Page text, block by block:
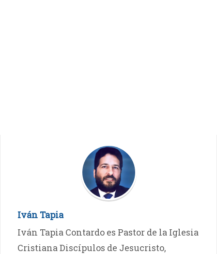
Iván Tapia
Iván Tapia Contardo es Pastor de la Iglesia
Cristiana Discípulos de Jesucristo,